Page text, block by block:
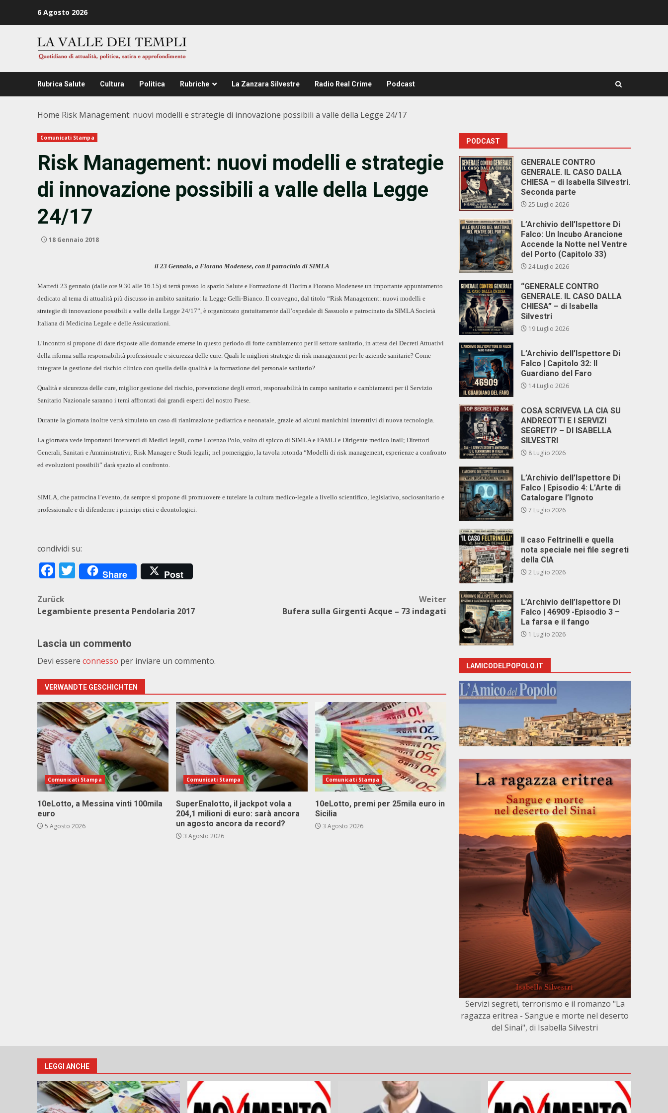
6 Agosto 2026
Rubrica Salute Cultura Politica Rubriche La Zanzara Silvestre Radio Real Crime Podcast
Home Risk Management: nuovi modelli e strategie di innovazione possibili a valle della Legge 24/17
Comunicati Stampa
Risk Management: nuovi modelli e strategie
di innovazione possibili a valle della Legge
24/17
18 Gennaio 2018
il 23 Gennaio, a Fiorano Modenese, con il patrocinio di SIMLA
Martedì 23 gennaio (dalle ore 9.30 alle 16.15) si terrà presso lo spazio Salute e Formazione di Florim a Fiorano Modenese un importante appuntamento
dedicato al tema di attualità più discusso in ambito sanitario: la Legge Gelli-Bianco. Il convegno, dal titolo “Risk Management: nuovi modelli e
strategie di innovazione possibili a valle della Legge 24/17”, è organizzato gratuitamente dall’ospedale di Sassuolo e patrocinato da SIMLA Società
Italiana di Medicina Legale e delle Assicurazioni.
L’incontro si propone di dare risposte alle domande emerse in questo periodo di forte cambiamento per il settore sanitario, in attesa dei Decreti Attuativi
della riforma sulla responsabilità professionale e sicurezza delle cure. Quali le migliori strategie di risk management per le aziende sanitarie? Come
integrare la gestione del rischio clinico con quella della qualità e la formazione del personale sanitario?
Qualità e sicurezza delle cure, miglior gestione del rischio, prevenzione degli errori, responsabilità in campo sanitario e cambiamenti per il Servizio
Sanitario Nazionale saranno i temi affrontati dai grandi esperti del nostro Paese.
Durante la giornata inoltre verrà simulato un caso di rianimazione pediatrica e neonatale, grazie ad alcuni manichini interattivi di nuova tecnologia.
La giornata vede importanti interventi di Medici legali, come Lorenzo Polo, volto di spicco di SIMLA e FAMLI e Dirigente medico Inail; Direttori
Generali, Sanitari e Amministrativi; Risk Manager e Studi legali; nel pomeriggio, la tavola rotonda “Modelli di risk management, esperienze a confronto
ed evoluzioni possibili” darà spazio al confronto.
SIMLA, che patrocina l’evento, da sempre si propone di promuovere e tutelare la cultura medico-legale a livello scientifico, legislativo, sociosanitario e
professionale e di difenderne i principi etici e deontologici.
condividi su:
Facebook
Twitter
Share Post
Beitragsnavigation
Zurück
Legambiente presenta Pendolaria 2017
Weiter
Bufera sulla Girgenti Acque – 73 indagati
Lascia un commento
Devi essere connesso per inviare un commento.
VERWANDTE GESCHICHTEN
Comunicati Stampa
10eLotto, a Messina vinti 100mila
euro
5 Agosto 2026
Comunicati Stampa
SuperEnalotto, il jackpot vola a
204,1 milioni di euro: sarà ancora
un agosto ancora da record?
3 Agosto 2026
Comunicati Stampa
10eLotto, premi per 25mila euro in
Sicilia
3 Agosto 2026
PODCAST
GENERALE CONTRO
GENERALE. IL CASO DALLA
CHIESA – di Isabella Silvestri.
Seconda parte
25 Luglio 2026
L’Archivio dell’Ispettore Di
Falco: Un Incubo Arancione
Accende la Notte nel Ventre
del Porto (Capitolo 33)
24 Luglio 2026
“GENERALE CONTRO
GENERALE. IL CASO DALLA
CHIESA” – di Isabella
Silvestri
19 Luglio 2026
L’Archivio dell’Ispettore Di
Falco | Capitolo 32: Il
Guardiano del Faro
14 Luglio 2026
COSA SCRIVEVA LA CIA SU
ANDREOTTI E I SERVIZI
SEGRETI? – DI ISABELLA
SILVESTRI
8 Luglio 2026
L’Archivio dell’Ispettore Di
Falco | Episodio 4: L’Arte di
Catalogare l’Ignoto
7 Luglio 2026
Il caso Feltrinelli e quella
nota speciale nei file segreti
della CIA
2 Luglio 2026
L’Archivio dell’Ispettore Di
Falco | 46909 -Episodio 3 –
La farsa e il fango
1 Luglio 2026
LAMICODELPOPOLO.IT
Servizi segreti, terrorismo e il romanzo "La
ragazza eritrea - Sangue e morte nel deserto
del Sinai", di Isabella Silvestri
LEGGI ANCHE